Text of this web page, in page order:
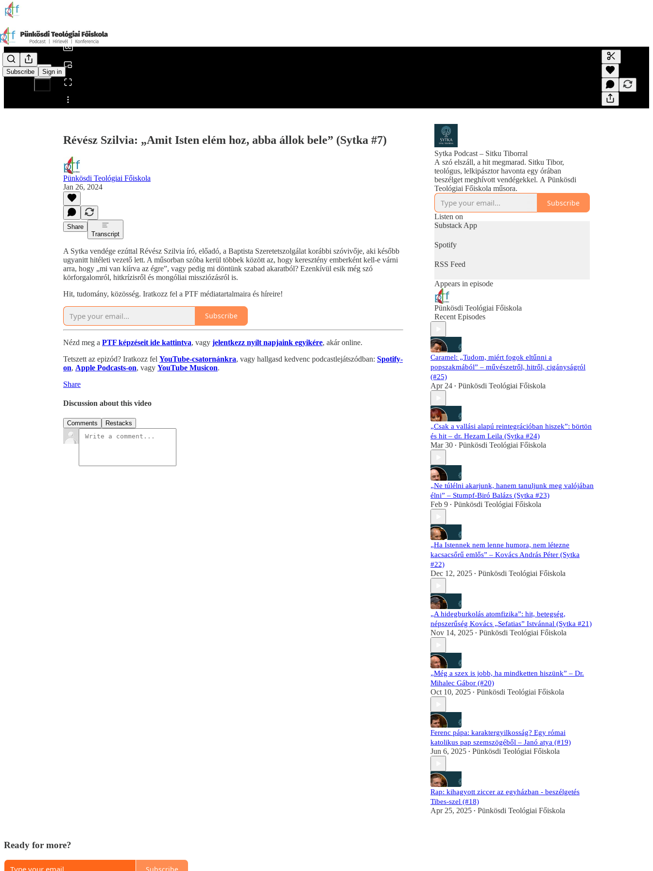
Subscribe Sign in
Share from 0:00
Generate
A transcript
editing.
Révész Szilvia: „Amit Isten elém hoz, abba állok bele” (Sytka #7)
Pünkösdi Teológiai Főiskola
Jan 26, 2024
Share
Transcript
A Sytka vendége ezúttal Révész Szilvia író, előadó, a Baptista Szeretetszolgálat korábbi szóvivője, aki később
ugyanitt hitéleti vezető lett. A műsorban szóba kerül többek között az, hogy keresztény emberként kell-e várni
arra, hogy „mi van kiírva az égre”, vagy pedig mi döntünk szabad akaratból? Ezenkívül esik még szó
körforgalomról, hitkrízisről és mongóliai missziózásról is.
Hit, tudomány, közösség. Iratkozz fel a PTF médiatartalmaira és híreire!
Subscribe
Nézd meg a PTF képzéseit ide kattintva, vagy jelentkezz nyílt napjaink egyikére, akár online.
Tetszett az epizód? Iratkozz fel YouTube-csatornánkra, vagy hallgasd kedvenc podcastlejátszódban: Spotify-
on, Apple Podcasts-on, vagy YouTube Musicon.
Share
Discussion about this video
Comments Restacks
Sytka Podcast – Sitku Tiborral
A szó elszáll, a hit megmarad. Sitku Tibor,
teológus, lelkipásztor havonta egy órában
beszélget meghívott vendégekkel. A Pünkösdi
Teológiai Főiskola műsora.
Subscribe
Listen on
Substack App
Spotify
RSS Feed
Appears in episode
Pünkösdi Teológiai Főiskola
Recent Episodes
Caramel: „Tudom, miért fogok eltűnni a
popszakmából” – művészetről, hitről, cigányságról
(#25)
Apr 24 • Pünkösdi Teológiai Főiskola
„Csak a vallási alapú reintegrációban hiszek”: börtön
és hit – dr. Hezam Leila (Sytka #24)
Mar 30 • Pünkösdi Teológiai Főiskola
„Ne túlélni akarjunk, hanem tanuljunk meg valójában
élni” – Stumpf-Biró Balázs (Sytka #23)
Feb 9 • Pünkösdi Teológiai Főiskola
„Ha Istennek nem lenne humora, nem létezne
kacsacsőrű emlős” – Kovács András Péter (Sytka
#22)
Dec 12, 2025 • Pünkösdi Teológiai Főiskola
„A hidegburkolás atomfizika”: hit, betegség,
népszerűség Kovács „Sefatias” Istvánnal (Sytka #21)
Nov 14, 2025 • Pünkösdi Teológiai Főiskola
„Még a szex is jobb, ha mindketten hiszünk” – Dr.
Mihalec Gábor (#20)
Oct 10, 2025 • Pünkösdi Teológiai Főiskola
Ferenc pápa: karaktergyilkosság? Egy római
katolikus pap szemszögéből – Janó atya (#19)
Jun 6, 2025 • Pünkösdi Teológiai Főiskola
Rap: kihagyott ziccer az egyházban - beszélgetés
Tibes-szel (#18)
Apr 25, 2025 • Pünkösdi Teológiai Főiskola
Ready for more?